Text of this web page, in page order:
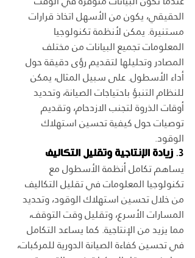
الحقيقي، يكون من الأسهل اتخاذ قرارات
مستنيرة. يمكن لأنظمة تكنولوجيا
المعلومات تجميع البيانات من مختلف
المصادر وتحليلها لتقديم رؤى دقيقة حول
أداء الأسطول. على سبيل المثال، يمكن
للنظام التنبؤ باحتياجات الصيانة، وتحديد
أوقات الذروة لتجنب الازدحام، وتقديم
توصيات حول كيفية تحسين استهلاك
الوقود.
3. زيادة الإنتاجية وتقليل التكاليف
يساهم تكامل أنظمة الأسطول مع
تكنولوجيا المعلومات في تقليل التكاليف
من خلال تحسين استهلاك الوقود، وتحديد
المسارات الأسرع، وتقليل وقت التوقف،
مما يزيد من الإنتاجية. كما يساعد التكامل
في تحسين كفاءة الصيانة الدورية للمركبات،